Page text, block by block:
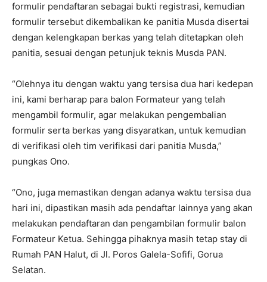
formulir pendaftaran sebagai bukti registrasi, kemudian
formulir tersebut dikembalikan ke panitia Musda disertai
dengan kelengkapan berkas yang telah ditetapkan oleh
panitia, sesuai dengan petunjuk teknis Musda PAN.
“Olehnya itu dengan waktu yang tersisa dua hari kedepan
ini, kami berharap para balon Formateur yang telah
mengambil formulir, agar melakukan pengembalian
formulir serta berkas yang disyaratkan, untuk kemudian
di verifikasi oleh tim verifikasi dari panitia Musda,”
pungkas Ono.
“Ono, juga memastikan dengan adanya waktu tersisa dua
hari ini, dipastikan masih ada pendaftar lainnya yang akan
melakukan pendaftaran dan pengambilan formulir balon
Formateur Ketua. Sehingga pihaknya masih tetap stay di
Rumah PAN Halut, di Jl. Poros Galela-Sofifi, Gorua
Selatan.